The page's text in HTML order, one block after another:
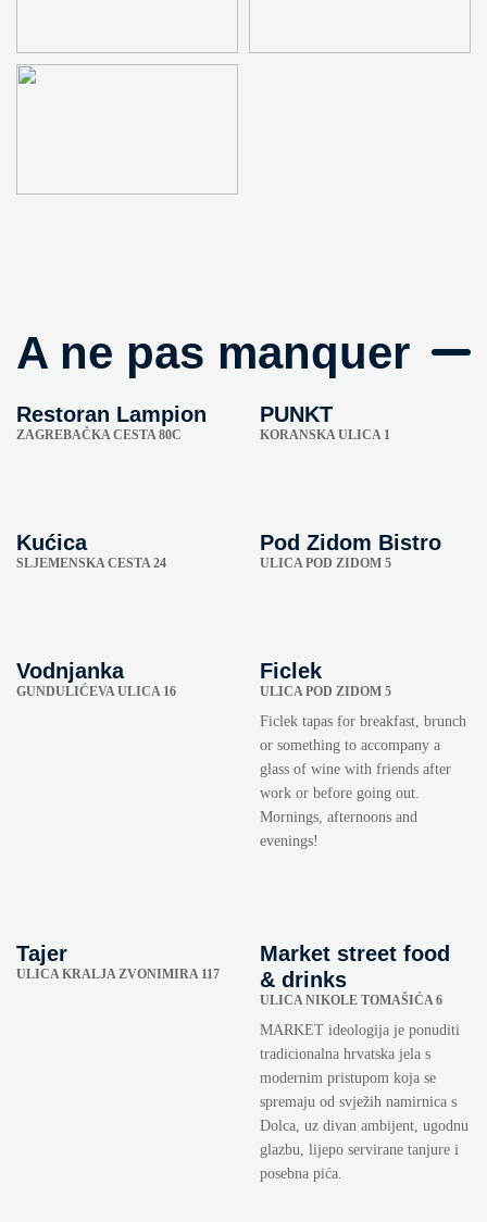
A ne pas manquer
Restoran Lampion
ZAGREBAČKA CESTA 80C
PUNKT
KORANSKA ULICA 1
Kućica
SLJEMENSKA CESTA 24
Pod Zidom Bistro
ULICA POD ZIDOM 5
Vodnjanka
GUNDULIĆEVA ULICA 16
Ficlek
ULICA POD ZIDOM 5
Ficlek tapas for breakfast, brunch
or something to accompany a
glass of wine with friends after
work or before going out.
Mornings, afternoons and
evenings!
Tajer
ULICA KRALJA ZVONIMIRA 117
Market street food
& drinks
ULICA NIKOLE TOMAŠIĆA 6
MARKET ideologija je ponuditi
tradicionalna hrvatska jela s
modernim pristupom koja se
spremaju od svježih namirnica s
Dolca, uz divan ambijent, ugodnu
glazbu, lijepo servirane tanjure i
posebna pića.